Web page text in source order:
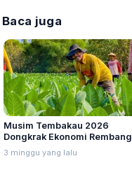
Baca juga
Musim Tembakau 2026
Dongkrak Ekonomi Rembang,
Nilai Transaksi Diperkirakan
Rp455 Miliar
3 minggu yang lalu